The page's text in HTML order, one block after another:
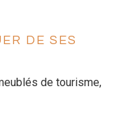
DE SES
de tourisme,